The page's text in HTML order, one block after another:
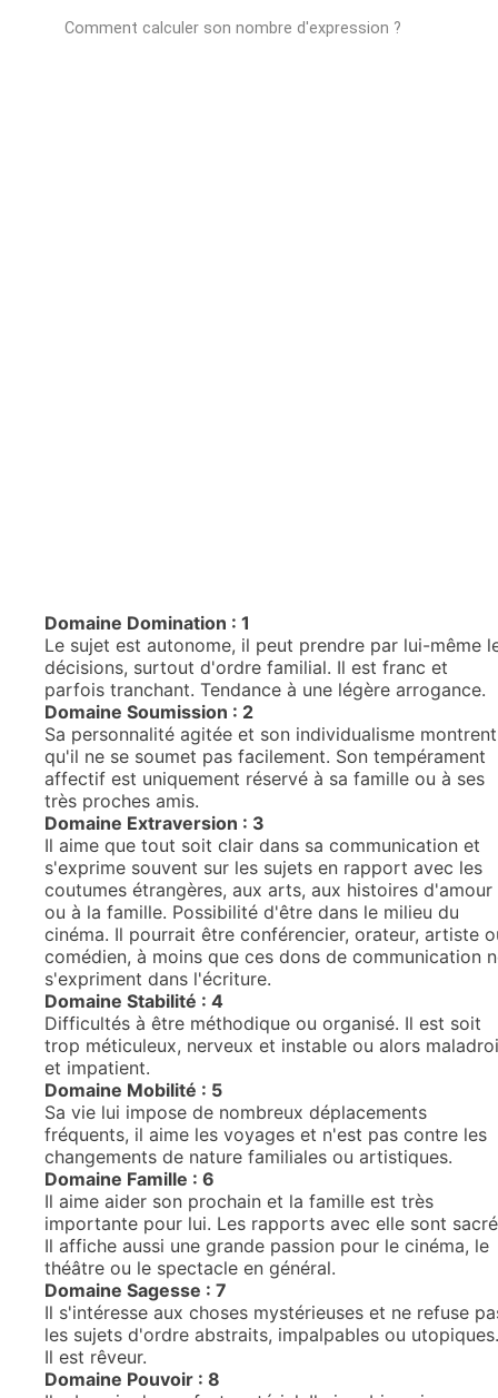
Comment calculer son nombre d'expression ?
Domaine Domination : 1
Le sujet est autonome, il peut prendre par lui-même
décisions, surtout d'ordre familial. Il est franc et
parfois tranchant. Tendance à une légère arrogance.
Domaine Soumission : 2
Sa personnalité agitée et son individualisme montrent
qu'il ne se soumet pas facilement. Son tempérament
affectif est uniquement réservé à sa famille ou à ses
très proches amis.
Domaine Extraversion : 3
Il aime que tout soit clair dans sa communication et
s'exprime souvent sur les sujets en rapport avec les
coutumes étrangères, aux arts, aux histoires d'amour
ou à la famille. Possibilité d'être dans le milieu du
cinéma. Il pourrait être conférencier, orateur, artiste
comédien, à moins que ces dons de communication
s'expriment dans l'écriture.
Domaine Stabilité : 4
Difficultés à être méthodique ou organisé. Il est soit
trop méticuleux, nerveux et instable ou alors
et impatient.
Domaine Mobilité : 5
Sa vie lui impose de nombreux déplacements
fréquents, il aime les voyages et n'est pas contre les
changements de nature familiales ou artistiques.
Domaine Famille : 6
Il aime aider son prochain et la famille est très
importante pour lui. Les rapports avec elle sont
Il affiche aussi une grande passion pour le cinéma, le
théâtre ou le spectacle en général.
Domaine Sagesse : 7
Il s'intéresse aux choses mystérieuses et ne refuse
les sujets d'ordre abstraits, impalpables ou utopiques.
Il est rêveur.
Domaine Pouvoir : 8